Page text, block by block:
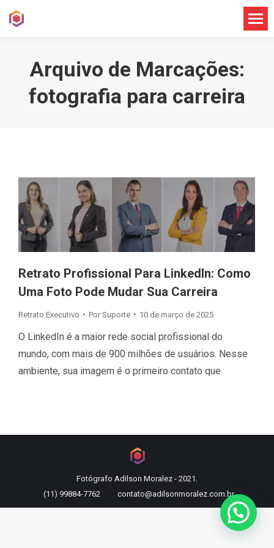
Arquivo de Marcações:
fotografia para carreira
Retrato Profissional Para LinkedIn: Como
Uma Foto Pode Mudar Sua Carreira
Retrato Executivo Por Suporte 10 de março de 2025
O LinkedIn é a maior rede social profissional do
mundo, com mais de 900 milhões de usuários. Nesse
ambiente, sua imagem é o primeiro contato que
Fotógrafo Adilson Moralez - 2021.
(11) 99884-7762
contato@adilsonmoralez.com.br